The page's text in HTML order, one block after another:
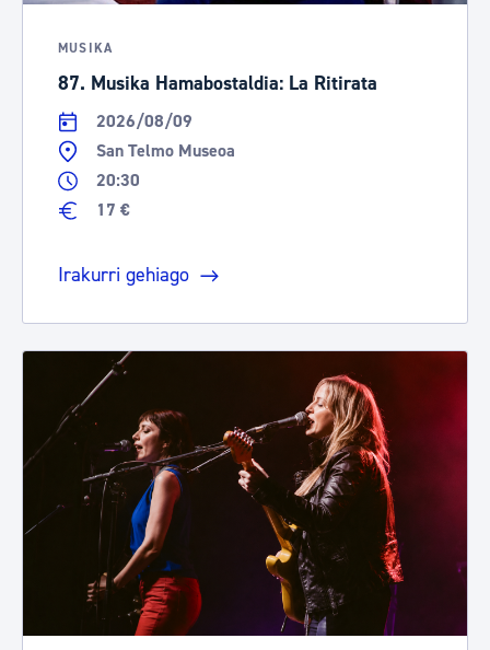
MUSIKA
87. Musika Hamabostaldia: La Ritirata
2026/08/09
San Telmo Museoa
20:30
17 €
Irakurri gehiago